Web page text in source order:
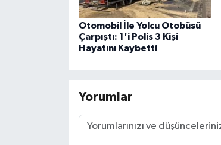
Otomobil İle Yolcu Otobüsü
Çarpıştı: 1'i Polis 3 Kişi
Hayatını Kaybetti
Yorumlar